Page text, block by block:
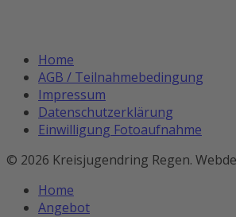
Home
AGB / Teilnahmebedingung
Impressum
Datenschutzerklärung
Einwilligung Fotoaufnahme
© 2026 Kreisjugendring Regen.
Home
Angebot